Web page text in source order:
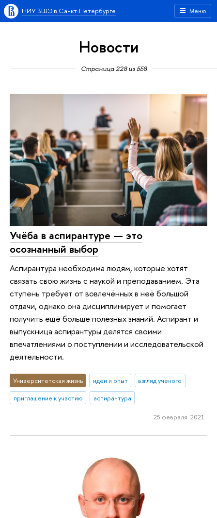
Меню
НИУ ВШЭ в Санкт-Петербурге
Новости
Страница 228 из 558
Учёба в аспирантуре — это
осознанный выбор
Аспирантура необходима людям, которые хотят
связать свою жизнь с наукой и преподаванием. Эта
ступень требует от вовлечённых в неё большой
отдачи, однако она дисциплинирует и помогает
получить ещё больше полезных знаний. Аспирант и
выпускница аспирантуры делятся своими
впечатлениями о поступлении и исследовательской
деятельности.
Университетская жизнь идеи и опыт
взгляд ученого
приглашение к участию
аспирантура
25 февраля 2021